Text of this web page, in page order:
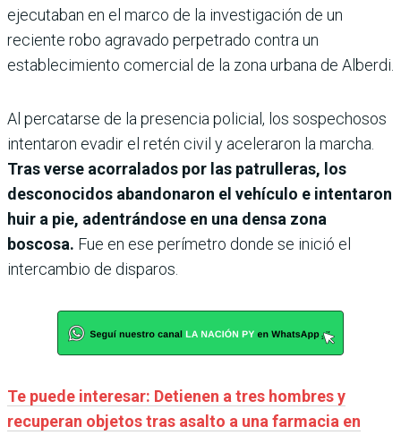
ejecutaban en el marco de la investigación de un
reciente robo agravado perpetrado contra un
establecimiento comercial de la zona urbana de Alberdi.
Al percatarse de la presencia policial, los sospechosos
intentaron evadir el retén civil y aceleraron la marcha.
Tras verse acorralados por las patrulleras, los
desconocidos abandonaron el vehículo e intentaron
huir a pie, adentrándose en una densa zona
boscosa. Fue en ese perímetro donde se inició el
intercambio de disparos.
Te puede interesar: Detienen a tres hombres y
recuperan objetos tras asalto a una farmacia en